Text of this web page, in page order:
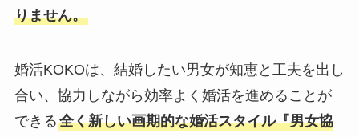
りません。
婚活KOKOは、結婚したい男女が知恵と工夫を出し
合い、協力しながら効率よく婚活を進めることが
できる全く新しい画期的な婚活スタイル『男女協